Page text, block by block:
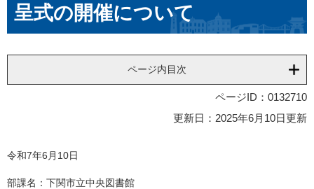
呈式の開催について
ページ内目次
ページID：0132710
更新日：2025年6月10日更新
令和7年6月10日
部課名：下関市立中央図書館